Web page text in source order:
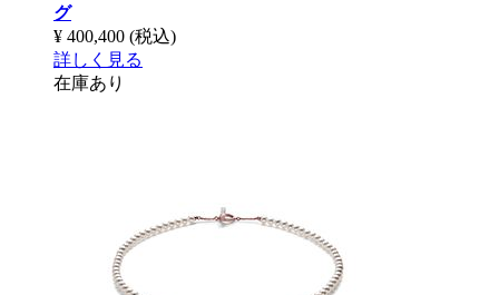
グ
¥ 400,400 (税込)
詳しく見る
在庫あり